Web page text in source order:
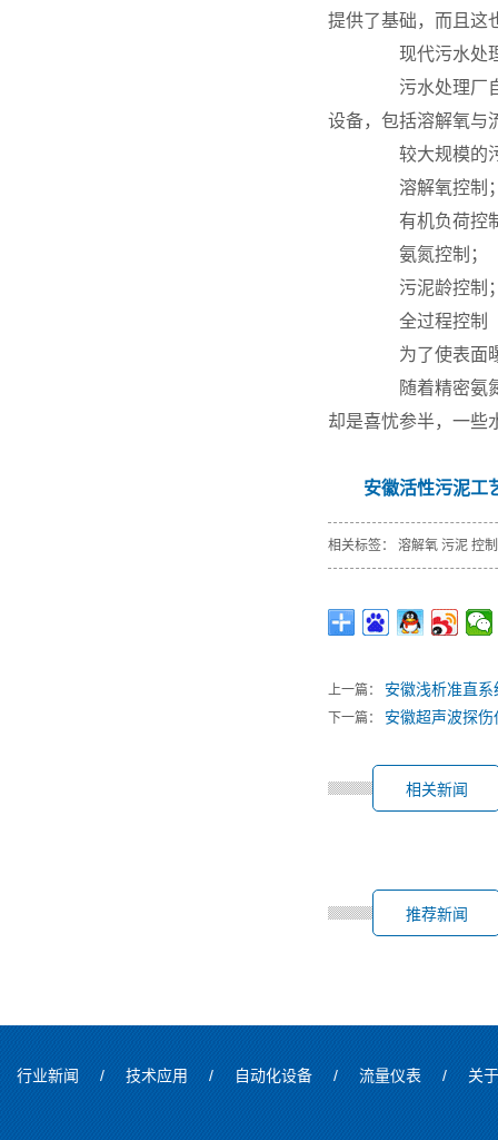
提供了基础，而且这
现代污水处理
污水处理厂自
设备，包括溶解氧与
较大规模的污
溶解氧控制
有机负荷控
氨氮控制；
污泥龄控制
全过程控制
为了使表面曝
随着精密氨氮
却是喜忧参半，一些
安徽活性污泥工
相关标签： 溶解氧 污泥 控制
上一篇： 安徽浅析准直
下一篇： 安徽超声波探
相关新闻
推荐新闻
行业新闻 / 技术应用 / 自动化设备 / 流量仪表 / 关